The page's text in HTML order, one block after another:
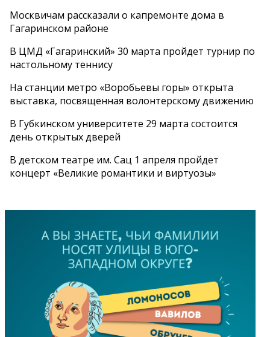
Москвичам рассказали о капремонте дома в
Гагаринском районе
В ЦМД «Гагаринский» 30 марта пройдет турнир по
настольному теннису
На станции метро «Воробьевы горы» открыта
выставка, посвященная волонтерскому движению
В Губкинском университете 29 марта состоится
день открытых дверей
В детском театре им. Сац 1 апреля пройдет
концерт «Великие романтики и виртуозы»